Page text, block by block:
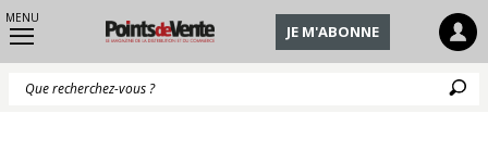
MENU
JE M'ABONNE